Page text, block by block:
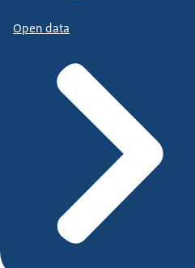
Open data